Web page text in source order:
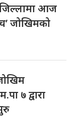
जिल्लामा आज
जोखिमको
७ द्वारा